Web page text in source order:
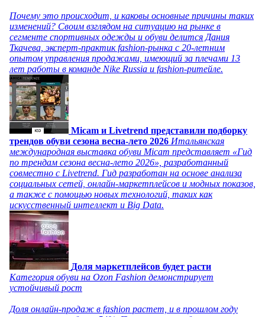
Почему это происходит, и каковы основные причины таких
изменений? Своим взглядом на ситуацию на рынке в
сегменте спортивных одежды и обуви делится Дания
Ткачева, эксперт-практик fashion-рынка с 20-летним
опытом управления продажами, имеющий за плечами 13
лет работы в команде Nike Russia и fashion-ритейле.
Micam и Livetrend представили подборку
трендов обуви сезона весна-лето 2026 Итальянская
международная выставка обуви Micam представляет «Гид
по трендам сезона весна-лето 2026», разработанный
совместно с Livetrend. Гид разработан на основе анализа
социальных сетей, онлайн-маркетплейсов и модных показов,
а также с помощью новых технологий, таких как
искусственный интеллект и Big Data.
Доля маркетплейсов будет расти
Категория обуви на Ozon Fashion демонстрирует
устойчивый рост
Доля онлайн-продаж в fashion растет, и в прошлом году